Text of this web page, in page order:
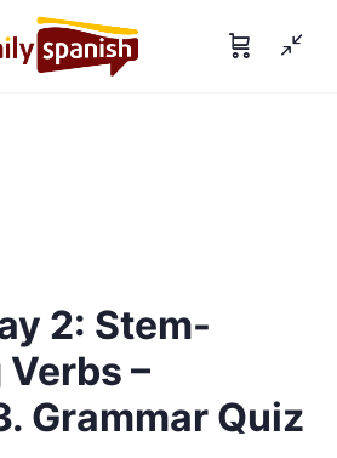
2: Stem-
–
Grammar Quiz